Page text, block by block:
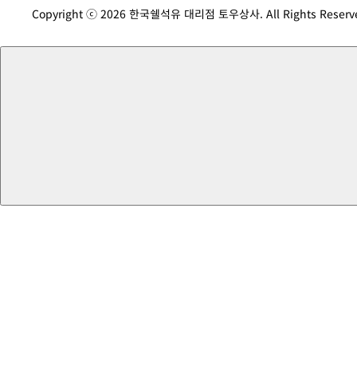
Copyright ⓒ 2026 한국쉘석유 대리점 토우상사. All Rights